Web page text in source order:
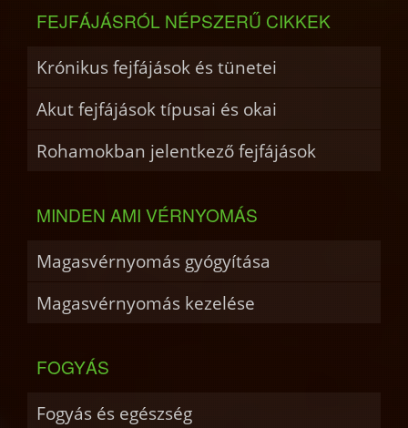
FEJFÁJÁSRÓL NÉPSZERŰ CIKKEK
Krónikus fejfájások és tünetei
Akut fejfájások típusai és okai
Rohamokban jelentkező fejfájások
MINDEN AMI VÉRNYOMÁS
Magasvérnyomás gyógyítása
Magasvérnyomás kezelése
FOGYÁS
Fogyás és egészség